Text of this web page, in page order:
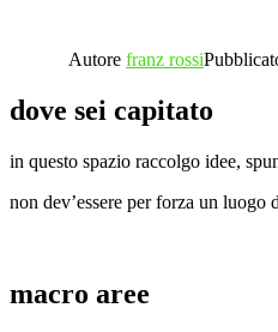
Autore franz rossi
dove sei capitato
in questo spazio raccolgo idee,
non dev’essere per forza un
macro aree